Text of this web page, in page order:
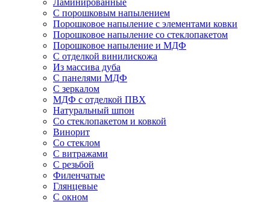
Ламинированные
С порошковым напылением
Порошковое напыление с элементами ковки
Порошковое напыление со стеклопакетом
Порошковое напыление и МДФ
С отделкой винилискожа
Из массива дуба
С панелями МДФ
С зеркалом
МДФ с отделкой ПВХ
Натуральный шпон
Со стеклопакетом и ковкой
Винорит
Со стеклом
С витражами
С резьбой
Филенчатые
Глянцевые
С окном